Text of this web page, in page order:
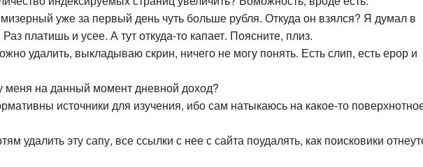
уже за первый день чуть больше рубля. Откуда он взялся? Я думал в
платишь и усее. А тут откуда-то капает. Поясните, плиз.
удалить, выкладываю скрин, ничего не могу понять. Есть слип, есть ерор и
меня на данный момент дневной доход?
источники для изучения, ибо сам натыкаюсь на какое-то
удалить эту сапу, все ссылки с нее с сайта поудалять, как поисковики